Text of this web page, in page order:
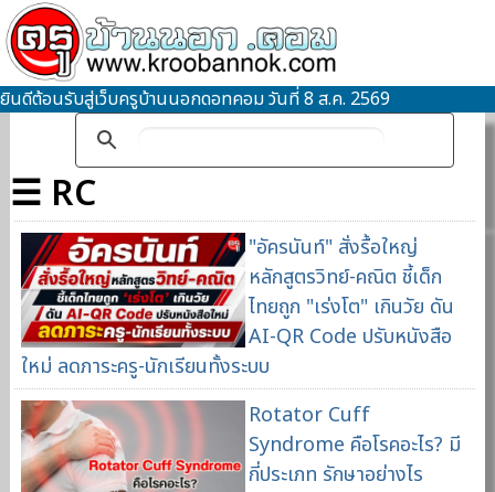
ยินดีต้อนรับสู่เว็บครูบ้านนอกดอทคอม วันที่ 8 ส.ค. 2569
☰ RC
"อัครนันท์" สั่งรื้อใหญ่
หลักสูตรวิทย์-คณิต ชี้เด็ก
ไทยถูก "เร่งโต" เกินวัย ดัน
AI-QR Code ปรับหนังสือ
ใหม่ ลดภาระครู-นักเรียนทั้งระบบ
Rotator Cuff
Syndrome คือโรคอะไร? มี
กี่ประเภท รักษาอย่างไร